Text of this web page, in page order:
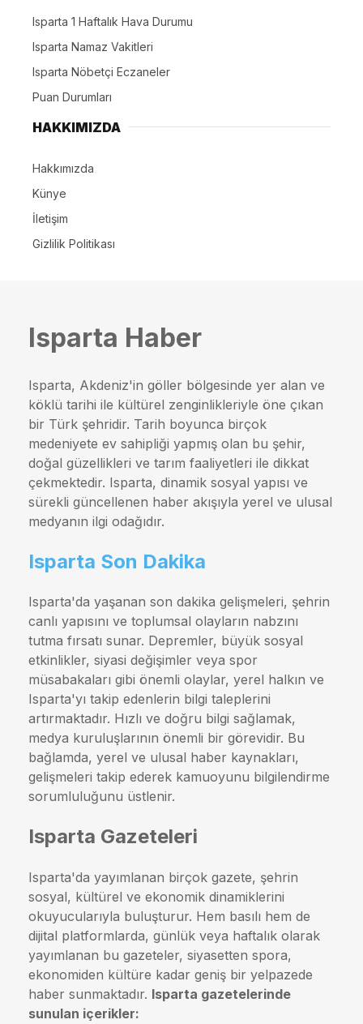
Isparta 1 Haftalık Hava Durumu
Isparta Namaz Vakitleri
Isparta Nöbetçi Eczaneler
Puan Durumları
HAKKIMIZDA
Hakkımızda
Künye
İletişim
Gizlilik Politikası
Isparta Haber
Isparta, Akdeniz'in göller bölgesinde yer alan ve
köklü tarihi ile kültürel zenginlikleriyle öne çıkan
bir Türk şehridir. Tarih boyunca birçok
medeniyete ev sahipliği yapmış olan bu şehir,
doğal güzellikleri ve tarım faaliyetleri ile dikkat
çekmektedir. Isparta, dinamik sosyal yapısı ve
sürekli güncellenen haber akışıyla yerel ve ulusal
medyanın ilgi odağıdır.
Isparta Son Dakika
Isparta'da yaşanan son dakika gelişmeleri, şehrin
canlı yapısını ve toplumsal olayların nabzını
tutma fırsatı sunar. Depremler, büyük sosyal
etkinlikler, siyasi değişimler veya spor
müsabakaları gibi önemli olaylar, yerel halkın ve
Isparta'yı takip edenlerin bilgi taleplerini
artırmaktadır. Hızlı ve doğru bilgi sağlamak,
medya kuruluşlarının önemli bir görevidir. Bu
bağlamda, yerel ve ulusal haber kaynakları,
gelişmeleri takip ederek kamuoyunu bilgilendirme
sorumluluğunu üstlenir.
Isparta Gazeteleri
Isparta'da yayımlanan birçok gazete, şehrin
sosyal, kültürel ve ekonomik dinamiklerini
okuyucularıyla buluşturur. Hem basılı hem de
dijital platformlarda, günlük veya haftalık olarak
yayımlanan bu gazeteler, siyasetten spora,
ekonomiden kültüre kadar geniş bir yelpazede
haber sunmaktadır. Isparta gazetelerinde
sunulan içerikler: